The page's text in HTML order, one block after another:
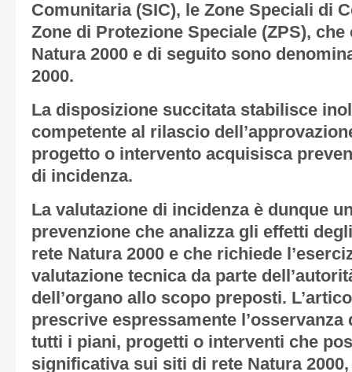
Comunitaria (SIC), le Zone Speciali di
Zone di Protezione Speciale (ZPS),
Natura 2000 e di seguito sono
2000.
La disposizione succitata stabilisce
competente al rilascio
progetto o intervento acquisisca
di incidenza.
La valutazione di incidenza è dunque
prevenzione che analizza gli effetti
rete Natura 2000 e che richiede
valutazione tecnica da parte
dell’organo allo scopo preposti.
prescrive espressamente
tutti i piani, progetti o interventi che
significativa sui siti di rete Natura